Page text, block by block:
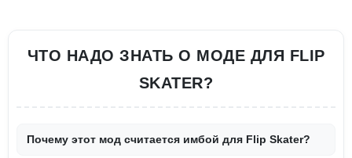
ЧТО НАДО ЗНАТЬ О МОДЕ ДЛЯ FLIP
SKATER?
Почему этот мод считается имбой для Flip Skater?